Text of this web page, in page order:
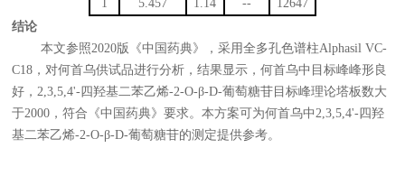
1
5.457 1.14 --
12647
结论
本文参照2020版《中国药典》，采用全多孔色谱柱Alphasil VC-
C18，对何首乌供试品进行分析，结果显示，何首乌中目标峰峰形良
好，2,3,5,4'-四羟基二苯乙烯-2-O-β-D-葡萄糖苷目标峰理论塔板数大
于2000，符合《中国药典》要求。本方案可为何首乌中2,3,5,4'-四羟
基二苯乙烯-2-O-β-D-葡萄糖苷的测定提供参考。